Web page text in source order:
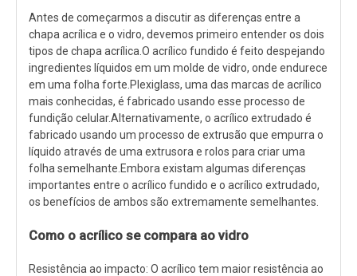
Antes de começarmos a discutir as diferenças entre a
chapa acrílica e o vidro, devemos primeiro entender os dois
tipos de chapa acrílica.O acrílico fundido é feito despejando
ingredientes líquidos em um molde de vidro, onde endurece
em uma folha forte.Plexiglass, uma das marcas de acrílico
mais conhecidas, é fabricado usando esse processo de
fundição celular.Alternativamente, o acrílico extrudado é
fabricado usando um processo de extrusão que empurra o
líquido através de uma extrusora e rolos para criar uma
folha semelhante.Embora existam algumas diferenças
importantes entre o acrílico fundido e o acrílico extrudado,
os benefícios de ambos são extremamente semelhantes.
Como o acrílico se compara ao vidro
Resistência ao impacto: O acrílico tem maior resistência ao